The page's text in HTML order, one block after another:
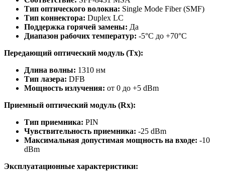
Тип оптического волокна: Single Mode Fiber (SMF)
Тип коннектора: Duplex LC
Поддержка горячей замены: Да
Диапазон рабочих температур: -5°C до +70°C
Передающий оптический модуль (Tx):
Длина волны: 1310 нм
Тип лазера: DFB
Мощность излучения: от 0 до +5 dBm
Приемный оптический модуль (Rx):
Тип приемника: PIN
Чувствительность приемника: -25 dBm
Максимальная допустимая мощность на входе: -10
dBm
Эксплуатационные характеристики: